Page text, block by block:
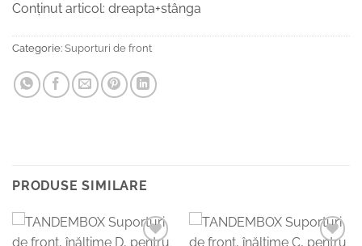
Conţinut articol: dreapta+stânga
Categorie: Suporturi de front
PRODUSE SIMILARE